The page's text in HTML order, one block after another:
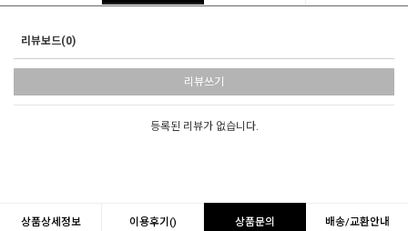
리뷰보드(0)
리뷰쓰기
등록된 리뷰가 없습니다.
상품상세정보 이용후기() 상품문의 배송/교환안내